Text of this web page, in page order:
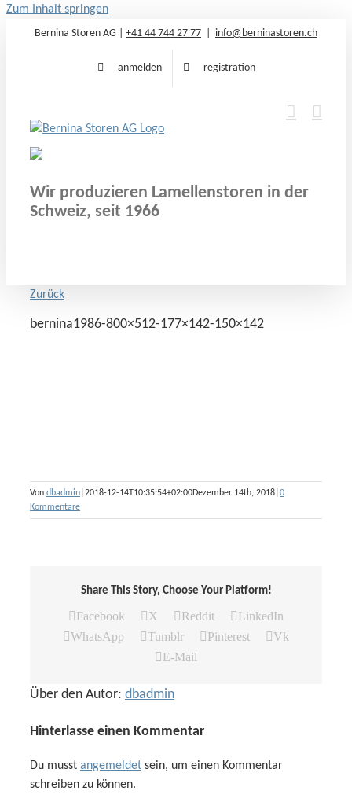
Zum Inhalt springen
Bernina Storen AG | +41 44 744 27 77 info@berninastoren.ch
anmelden registration
Wir produzieren Lamellenstoren in der
Schweiz, seit 1966
Zurück
bernina1986-800×512-177×142-150×142
Von dbadmin 2018-12-14T10:35:54+02:00Dezember 14th, 2018 0
Kommentare
Share This Story, Choose Your Platform!
Facebook X Reddit
LinkedIn
WhatsApp
Tumblr Pinterest
Vk
E-Mail
Über den Autor: dbadmin
Hinterlasse einen Kommentar
Du musst angemeldet sein, um einen Kommentar
schreiben zu können.